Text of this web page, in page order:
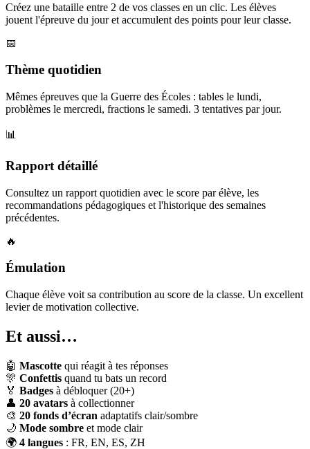
Créez une bataille entre 2 de vos classes en un clic. Les élèves
jouent l'épreuve du jour et accumulent des points pour leur classe.
📅
Thème quotidien
Mêmes épreuves que la Guerre des Écoles : tables le lundi,
problèmes le mercredi, fractions le samedi. 3 tentatives par jour.
📊
Rapport détaillé
Consultez un rapport quotidien avec le score par élève, les
recommandations pédagogiques et l'historique des semaines
précédentes.
🔥
Émulation
Chaque élève voit sa contribution au score de la classe. Un excellent
levier de motivation collective.
Et aussi…
🤖 Mascotte qui réagit à tes réponses
🎊 Confettis quand tu bats un record
🏅 Badges à débloquer (20+)
👤 20 avatars à collectionner
🎨 20 fonds d’écran adaptatifs clair/sombre
🌙 Mode sombre et mode clair
🌍 4 langues : FR, EN, ES, ZH